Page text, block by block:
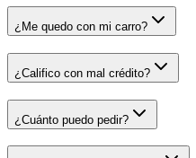
¿Me quedo con mi carro?
¿Califico con mal crédito?
¿Cuánto puedo pedir?